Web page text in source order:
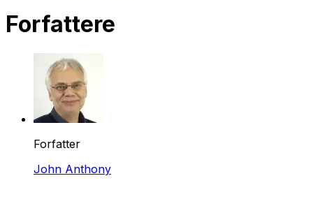
Forfattere
Forfatter
John Anthony